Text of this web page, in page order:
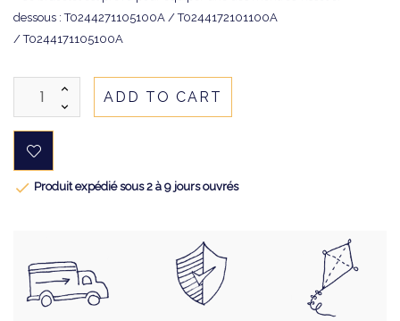
dessous : T0244271105100A / T0244172101100A
/ T0244171105100A
ADD TO CART
 Produit expédié sous 2 à 9 jours ouvrés